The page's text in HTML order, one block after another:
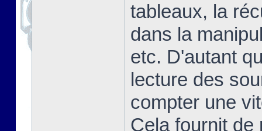
tableaux, la
dans la
etc. D'autant
lecture des
compter une
Cela fournit de